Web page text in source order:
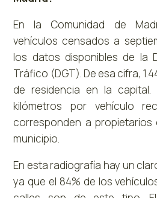
En la Comunidad de
vehículos censados a
los datos disponibles de la
Tráfico (DGT). De esa cifra,
de residencia en la
kilómetros por vehículo
corresponden a propietarios
municipio.
En esta radiografía hay un
ya que el 84% de los